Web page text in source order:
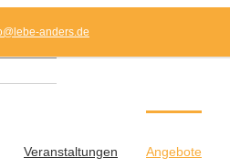
anders.de
Veranstaltungen Angebote